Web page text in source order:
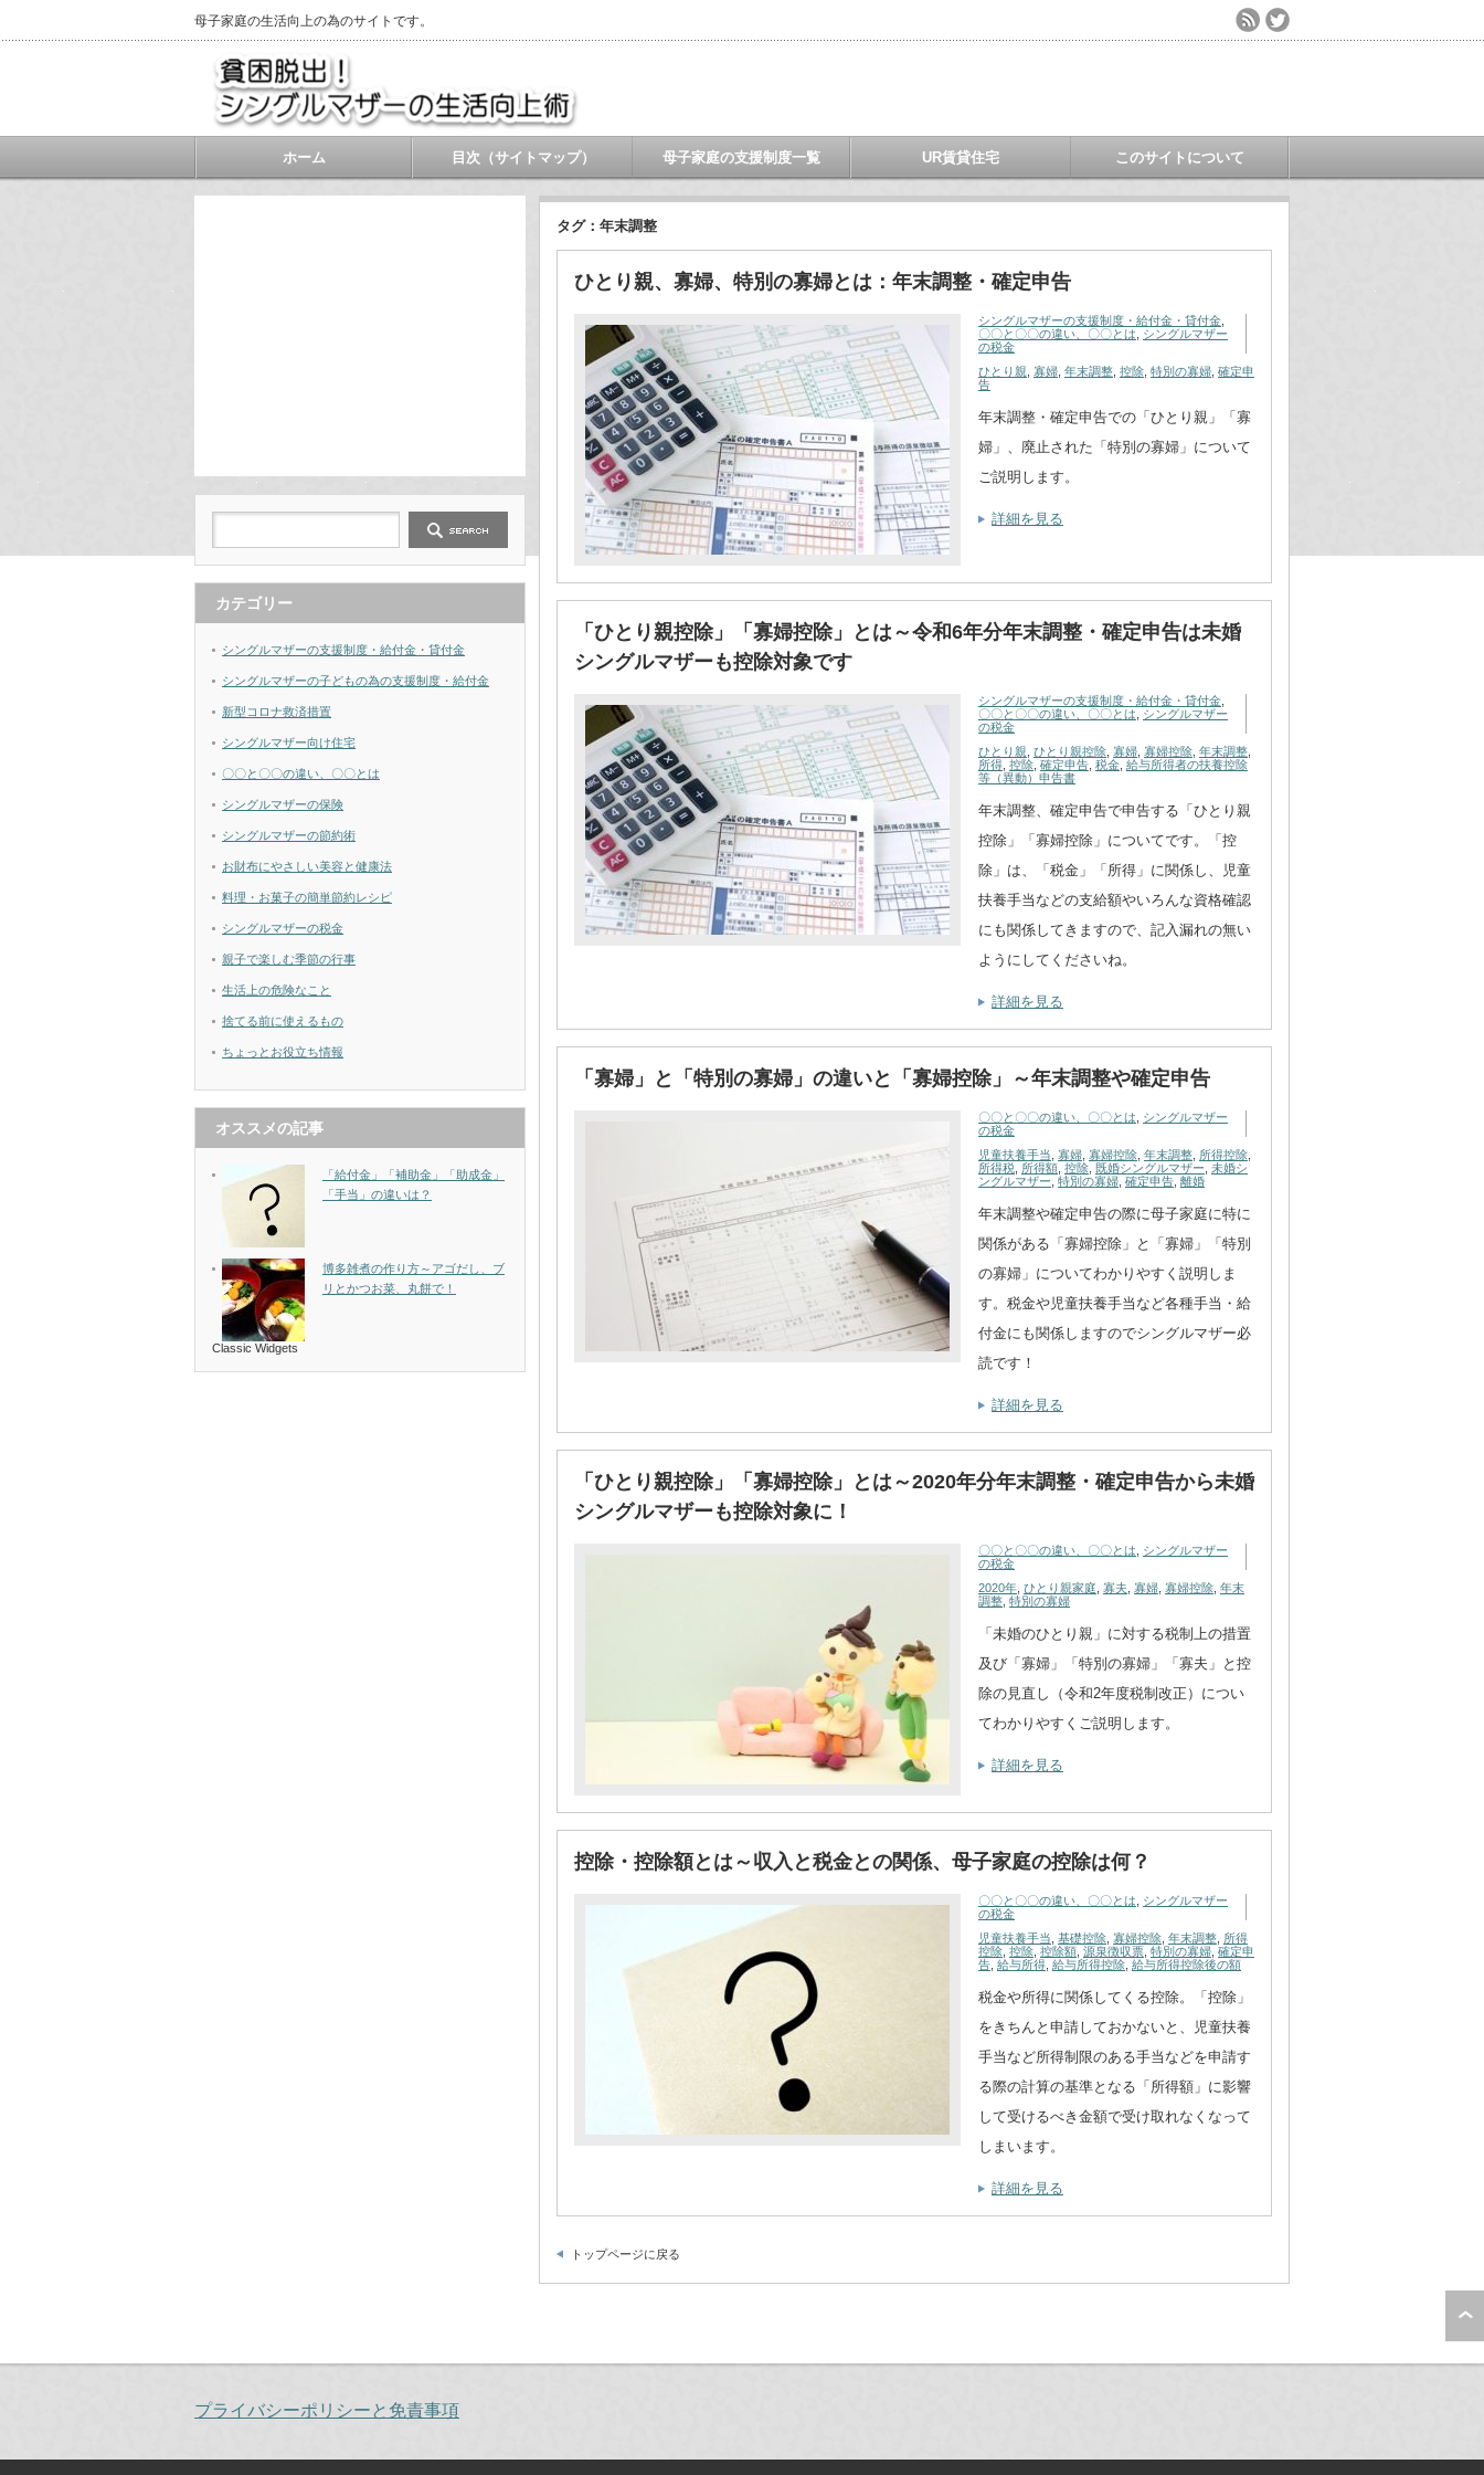
母子家庭の生活向上の為のサイトです。
ホーム 目次（サイトマップ） 母子家庭の支援制度一覧 UR賃貸住宅 このサイトについて
タグ：年末調整
ひとり親、寡婦、特別の寡婦とは：年末調整・確定申告
シングルマザーの支援制度・給付金・貸付金
〇〇と〇〇の違い、〇〇とは
シングルマザー
の税金
ひとり親 寡婦 年末調整 控除 特別の寡婦 確定申
告
年末調整・確定申告での「ひとり親」「寡
婦」、廃止された「特別の寡婦」について
ご説明します。
詳細を見る
「ひとり親控除」「寡婦控除」とは～令和6年分年末調整・確定申告は未婚
シングルマザーも控除対象です
シングルマザーの支援制度・給付金・貸付金
〇〇と〇〇の違い、〇〇とは
シングルマザー
の税金
ひとり親 ひとり親控除 寡婦 寡婦控除 年末調整
所得 控除 確定申告 税金 給与所得者の扶養控除
等（異動）申告書
年末調整、確定申告で申告する「ひとり親
控除」「寡婦控除」についてです。「控
除」は、「税金」「所得」に関係し、児童
扶養手当などの支給額やいろんな資格確認
にも関係してきますので、記入漏れの無い
ようにしてくださいね。
詳細を見る
「寡婦」と「特別の寡婦」の違いと「寡婦控除」～年末調整や確定申告
〇〇と〇〇の違い、〇〇とは
シングルマザー
の税金
児童扶養手当 寡婦 寡婦控除 年末調整 所得控除
所得税
所得額 控除 既婚シングルマザー 未婚シ
ングルマザー 特別の寡婦 確定申告 離婚
年末調整や確定申告の際に母子家庭に特に
関係がある「寡婦控除」と「寡婦」「特別
の寡婦」についてわかりやすく説明しま
す。税金や児童扶養手当など各種手当・給
付金にも関係しますのでシングルマザー必
読です！
詳細を見る
「ひとり親控除」「寡婦控除」とは～2020年分年末調整・確定申告から未婚
シングルマザーも控除対象に！
〇〇と〇〇の違い、〇〇とは
シングルマザー
の税金
2020年 ひとり親家庭 寡夫 寡婦 寡婦控除 年末
調整 特別の寡婦
「未婚のひとり親」に対する税制上の措置
及び「寡婦」「特別の寡婦」「寡夫」と控
除の見直し（令和2年度税制改正）につい
てわかりやすくご説明します。
詳細を見る
控除・控除額とは～収入と税金との関係、母子家庭の控除は何？
〇〇と〇〇の違い、〇〇とは
シングルマザー
の税金
児童扶養手当 基礎控除 寡婦控除 年末調整 所得
控除 控除 控除額 源泉徴収票 特別の寡婦 確定申
告 給与所得 給与所得控除 給与所得控除後の額
税金や所得に関係してくる控除。「控除」
をきちんと申請しておかないと、児童扶養
手当など所得制限のある手当などを申請す
る際の計算の基準となる「所得額」に影響
して受けるべき金額で受け取れなくなって
しまいます。
詳細を見る
トップページに戻る
カテゴリー
シングルマザーの支援制度・給付金・貸付金
シングルマザーの子どもの為の支援制度・給付金
新型コロナ救済措置
シングルマザー向け住宅
〇〇と〇〇の違い、〇〇とは
シングルマザーの保険
シングルマザーの節約術
お財布にやさしい美容と健康法
料理・お菓子の簡単節約レシピ
シングルマザーの税金
親子で楽しむ季節の行事
生活上の危険なこと
捨てる前に使えるもの
ちょっとお役立ち情報
オススメの記事
「給付金」「補助金」「助成金」
「手当」の違いは？
博多雑煮の作り方～アゴだし、ブ
リとかつお菜、丸餅で！
Classic Widgets
プライバシーポリシーと免責事項